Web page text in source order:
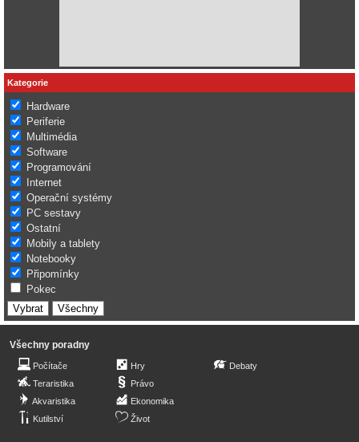
Kategorie
Hardware
Periferie
Multimédia
Software
Programování
Internet
Operační systémy
PC sestavy
Ostatní
Mobily a tablety
Notebooky
Připomínky
Pokec
Všechny poradny
Počítače
Teraristika
Akvaristika
Kutilství
Hry
Právo
Ekonomika
Život
Debaty